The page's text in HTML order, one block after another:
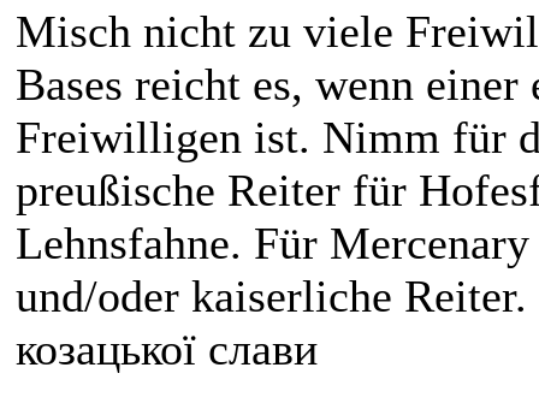
Misch nicht zu viele
Bases reicht es, wenn
Freiwilligen ist. Nimm für
preußische Reiter für
Lehnsfahne. Für
und/oder kaiserliche Reiter.
козацької слави